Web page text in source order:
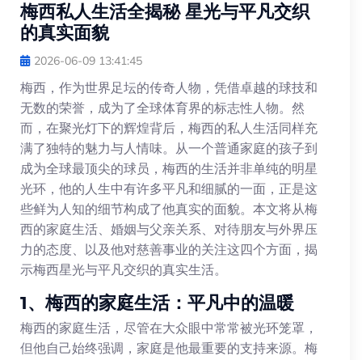
梅西私人生活全揭秘 星光与平凡交织
的真实面貌
2026-06-09 13:41:45
梅西，作为世界足坛的传奇人物，凭借卓越的球技和
无数的荣誉，成为了全球体育界的标志性人物。然
而，在聚光灯下的辉煌背后，梅西的私人生活同样充
满了独特的魅力与人情味。从一个普通家庭的孩子到
成为全球最顶尖的球员，梅西的生活并非单纯的明星
光环，他的人生中有许多平凡和细腻的一面，正是这
些鲜为人知的细节构成了他真实的面貌。本文将从梅
西的家庭生活、婚姻与父亲关系、对待朋友与外界压
力的态度、以及他对慈善事业的关注这四个方面，揭
示梅西星光与平凡交织的真实生活。
1、梅西的家庭生活：平凡中的温暖
梅西的家庭生活，尽管在大众眼中常常被光环笼罩，
但他自己始终强调，家庭是他最重要的支持来源。梅